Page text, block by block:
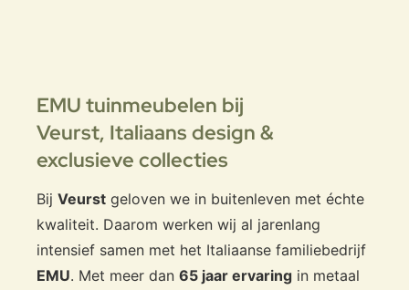
EMU tuinmeubelen bij
Veurst, Italiaans design &
exclusieve collecties
Bij Veurst geloven we in buitenleven met échte
kwaliteit. Daarom werken wij al jarenlang
intensief samen met het Italiaanse familiebedrijf
EMU. Met meer dan 65 jaar ervaring in metaal